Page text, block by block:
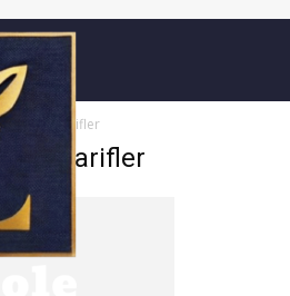
Biberli Tarifler
Tarifler